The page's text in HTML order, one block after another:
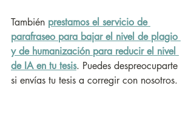
También prestamos el servicio de
parafraseo para bajar el nivel de plagio
y de humanización para reducir el nivel
de IA en tu tesis. Puedes despreocuparte
si envías tu tesis a corregir con nosotros.